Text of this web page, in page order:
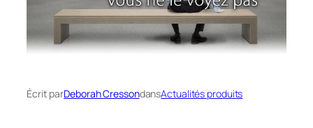
Écrit parDeborah CressondansActualités produits